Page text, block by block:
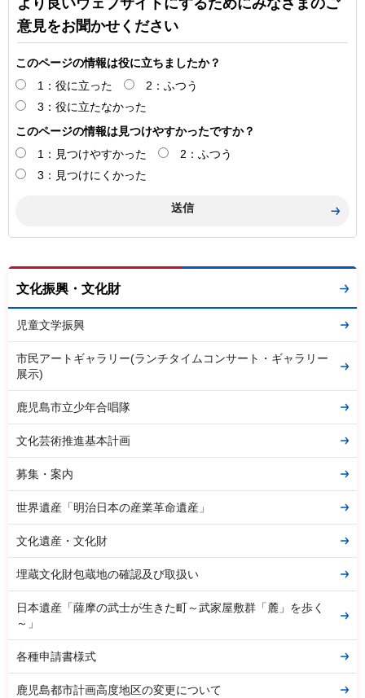
意見をお聞かせください
このページの情報は役に立ちましたか？
1：役に立った
2：ふつう
3：役に立たなかった
このページの情報は見つけやすかったですか？
1：見つけやすかった
2：ふつう
3：見つけにくかった
文化振興・文化財
児童文学振興
市民アートギャラリー(ランチタイムコンサート・ギャラリー
展示)
鹿児島市立少年合唱隊
文化芸術推進基本計画
募集・案内
世界遺産「明治日本の産業革命遺産」
文化遺産・文化財
埋蔵文化財包蔵地の確認及び取扱い
日本遺産「薩摩の武士が生きた町～武家屋敷群「麓」を歩く
～」
各種申請書様式
鹿児島都市計画高度地区の変更について